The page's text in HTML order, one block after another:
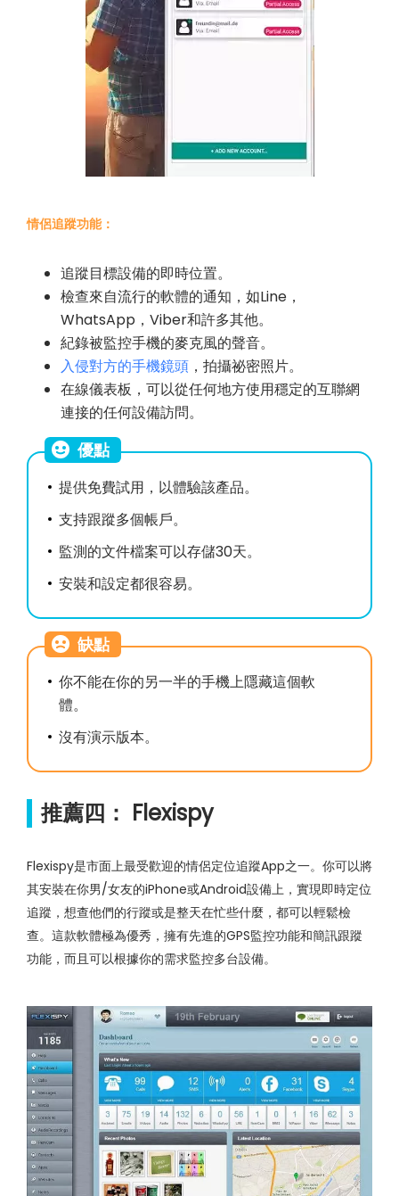
情侶追蹤功能：
追蹤目標設備的即時位置。
檢查來自流行的軟體的通知，如Line，
WhatsApp，Viber和許多其他。
紀錄被監控手機的麥克風的聲音。
入侵對方的手機鏡頭 ，拍攝祕密照片。
在線儀表板，可以從任何地方使用穩定的互聯網
連接的任何設備訪問。
優點
提供免費試用，以體驗該產品。
支持跟蹤多個帳戶。
監測的文件檔案可以存儲30天。
安裝和設定都很容易。
缺點
你不能在你的另一半的手機上隱藏這個軟
體。
沒有演示版本。
推薦四： Flexispy
Flexispy是市面上最受歡迎的情侶定位追蹤App之一。你可以將
其安裝在你男/女友的iPhone或Android設備上，實現即時定位
追蹤，想查他們的行蹤或是整天在忙些什麼，都可以輕鬆檢
查。這款軟體極為優秀，擁有先進的GPS監控功能和簡訊跟蹤
功能，而且可以根據你的需求監控多台設備。